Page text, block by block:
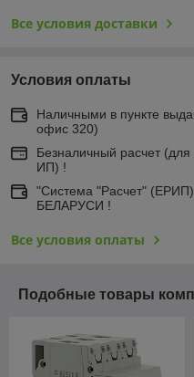
Все условия доставки
Условия оплаты
Наличными в пункте
офис 320)
Безналичный расчет
ИП) !
"Система "Расчет"
БЕЛАРУСИ !
Все условия оплаты
Подобные товары